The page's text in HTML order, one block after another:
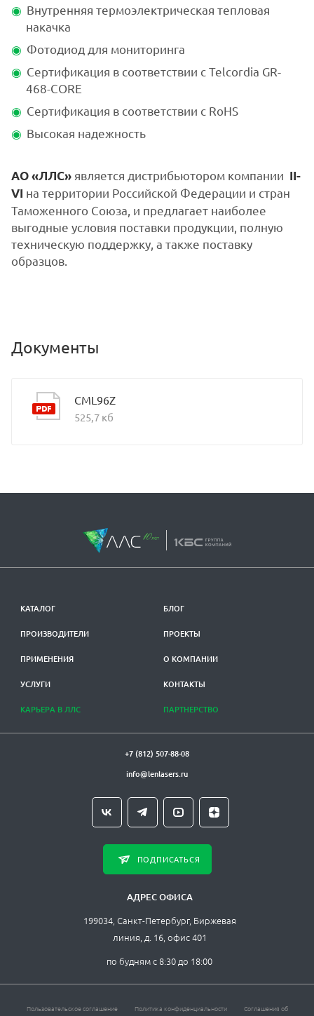
Внутренняя термоэлектрическая тепловая
накачка
Фотодиод для мониторинга
Сертификация в соответствии с Telcordia GR-
468-CORE
Сертификация в соответствии с RoHS
Высокая надежность
АО«ЛЛС» является дистрибьютором компании II-
VI на территории Российской Федерации и стран
Таможенного Союза, и предлагает наиболее
выгодные условия поставки продукции, полную
техническую поддержку, а также поставку
образцов.
Документы
CML96Z
525,7 кб
КАТАЛОГ
ПРОИЗВОДИТЕЛИ
ПРИМЕНЕНИЯ
УСЛУГИ
КАРЬЕРА В ЛЛС
БЛОГ
ПРОЕКТЫ
О КОМПАНИИ
КОНТАКТЫ
ПАРТНЕРСТВО
+7 (812) 507-88-08
info@lenlasers.ru
ПОДПИСАТЬСЯ
АДРЕС ОФИСА
199034, Санкт-Петербург, Биржевая
линия, д. 16, офис 401
по будням с 8:30 до 18:00
Пользовательское соглашение Политика конфиденциальности Соглашения об